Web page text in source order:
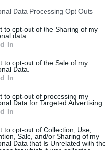
Data Processing Opt Outs
to opt-out of the Sharing of my
data.
In
to opt-out of the Sale of my
Data.
In
to opt-out of processing my
Data for Targeted Advertising.
In
to opt-out of Collection, Use,
Sale, and/or Sharing of my
Data that Is Unrelated with
σε πολλά
τα ολίγα που τους
και τους
κρατώντας τους έτσι
προβλήματα του
«συν» πρέπει πλέον
σε κάθε όρο που
Συμφωνία, Σύμπνοια,